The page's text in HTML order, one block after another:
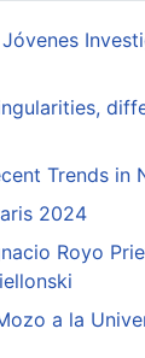
Trends in
2024
Royo
a la